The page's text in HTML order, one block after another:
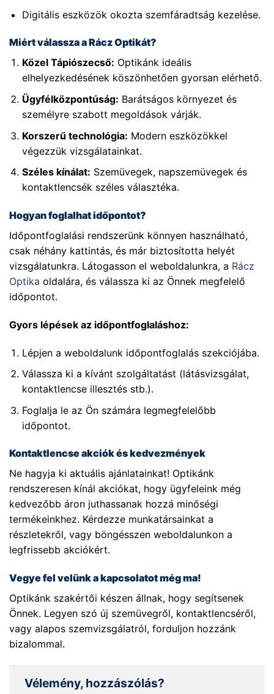
Digitális eszközök okozta szemfáradtság kezelése.
Miért válassza a Rácz Optikát?
Közel Tápiószecső: Optikánk ideális
elhelyezkedésének köszönhetően gyorsan elérhető.
Ügyfélközpontúság: Barátságos környezet és
személyre szabott megoldások várják.
Korszerű technológia: Modern eszközökkel
végezzük vizsgálatainkat.
Széles kínálat: Szemüvegek, napszemüvegek és
kontaktlencsék széles választéka.
Hogyan foglalhat időpontot?
Időpontfoglalási rendszerünk könnyen használható,
csak néhány kattintás, és már biztosította helyét
vizsgálatunkra. Látogasson el weboldalunkra, a Rácz
Optika oldalára, és válassza ki az Önnek megfelelő
időpontot.
Gyors lépések az időpontfoglaláshoz:
Lépjen a weboldalunk időpontfoglalás szekciójába.
Válassza ki a kívánt szolgáltatást (látásvizsgálat,
kontaktlencse illesztés stb.).
Foglalja le az Ön számára legmegfelelőbb
időpontot.
Kontaktlencse akciók és kedvezmények
Ne hagyja ki aktuális ajánlatainkat! Optikánk
rendszeresen kínál akciókat, hogy ügyfeleink még
kedvezőbb áron juthassanak hozzá minőségi
termékeinkhez. Kérdezze munkatársainkat a
részletekről, vagy böngésszen weboldalunkon a
legfrissebb akciókért.
Vegye fel velünk a kapcsolatot még ma!
Optikánk szakértői készen állnak, hogy segítsenek
Önnek. Legyen szó új szemüvegről, kontaktlencséről,
vagy alapos szemvizsgálatról, forduljon hozzánk
bizalommal.
Vélemény, hozzászólás?